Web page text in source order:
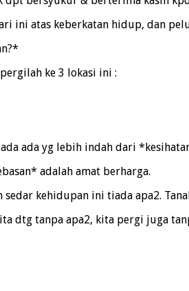
ini atas keberkatan hidup, dan
ke 3 lokasi ini :
ada yg lebih indah dari
adalah amat berharga.
sedar kehidupan ini tiada apa2.
dtg tanpa apa2, kita pergi juga